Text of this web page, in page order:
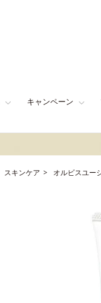
キャンペーン
スキンケア オルビスユー